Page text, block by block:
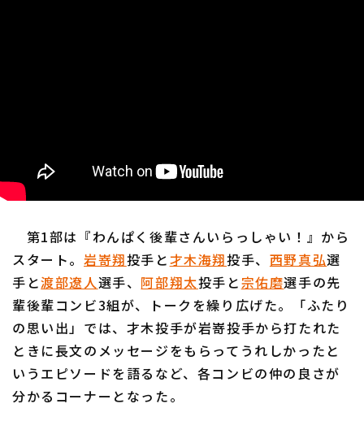
第1部は『わんぱく後輩さんいらっしゃい！』から
スタート。 岩嵜翔投手と才木海翔投手、 西野真弘選
手と渡部遼人選手、 阿部翔太投手と宗佑磨選手の先
輩後輩コンビ3組が、トークを繰り広げた。「ふたり
の思い出」では、才木投手が岩嵜投手から打たれた
ときに長文のメッセージをもらってうれしかったと
いうエピソードを語るなど、各コンビの仲の良さが
分かるコーナーとなった。